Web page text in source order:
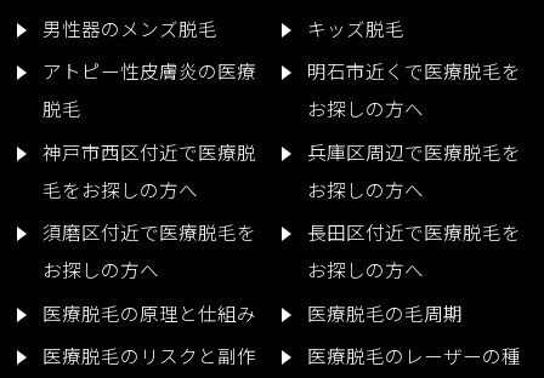
男性器のメンズ脱毛
キッズ脱毛
アトピー性皮膚炎の医療
脱毛
明石市近くで医療脱毛を
お探しの方へ
神戸市西区付近で医療脱
毛をお探しの方へ
兵庫区周辺で医療脱毛を
お探しの方へ
須磨区付近で医療脱毛を
お探しの方へ
長田区付近で医療脱毛を
お探しの方へ
医療脱毛の原理と仕組み
医療脱毛の毛周期
医療脱毛のリスクと副作
医療脱毛のレーザーの種